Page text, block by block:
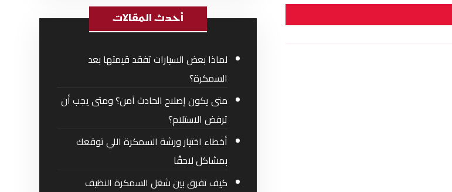
أحدث المقالات
لماذا بعض السيارات تفقد قيمتها بعد
السمكرة؟
متى يكون إصلاح الحادث آمن؟ ومتى يجب أن
ترفض الاستلام؟
أخطاء اختيار ورشة السمكرة اللي توقعك
بمشاكل لاحقًا
كيف تفرق بين شغل السمكرة النظيف